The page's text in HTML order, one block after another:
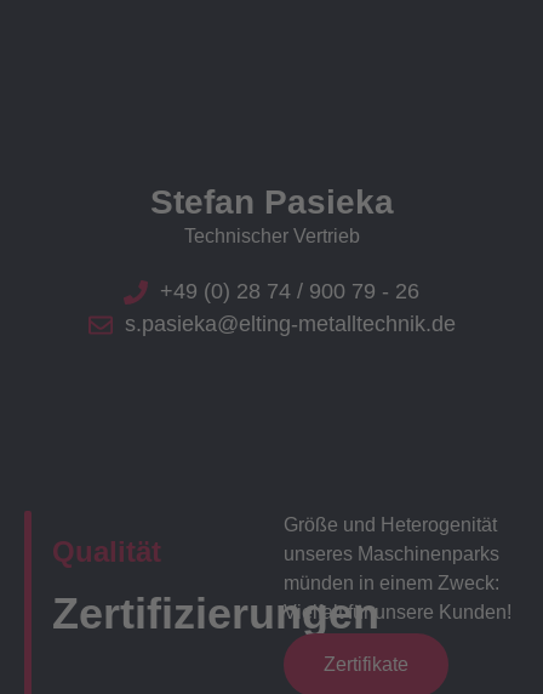
Stefan Pasieka
Technischer Vertrieb
+49 (0) 28 74 / 900 79 - 26
s.pasieka@elting-metalltechnik.de
Qualität
Zertifizierungen
Größe und Heterogenität
unseres Maschinenparks
münden in einem Zweck:
Vielfalt für unsere Kunden!
Zertifikate